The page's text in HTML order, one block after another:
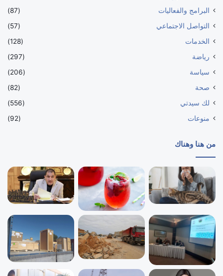
البرامج والفعاليات
(87)
التواصل الاجتماعي
(57)
الخدمات
(128)
رياضة
(297)
سياسة
(206)
صحة
(82)
لك سيدتي
(556)
منوعات
(92)
من هنا وهناك